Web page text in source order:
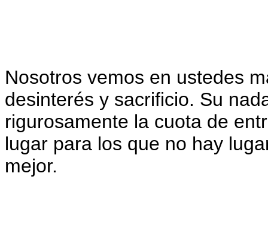
Nosotros vemos en ustedes
desinterés y sacrificio. Su
rigurosamente la cuota de
lugar para los que no hay
mejor.